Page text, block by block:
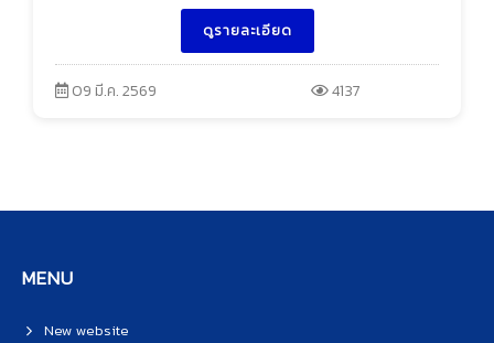
ดูรายละเอียด
09 มี.ค. 2569 4137
MENU
New website